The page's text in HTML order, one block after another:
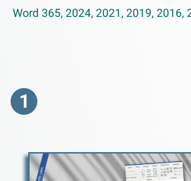
Word 365, 2024, 2021, 2019, 2016,
1